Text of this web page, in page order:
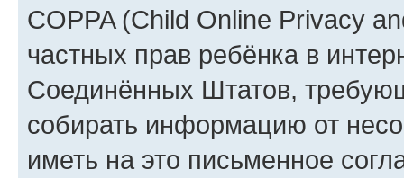
COPPA (Child Online Privacy
частных прав ребёнка в
Соединённых Штатов,
собирать информацию от
иметь на это письменное